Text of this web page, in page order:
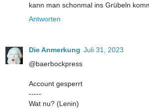
kann man schonmal ins Grübeln
Antworten
Die Anmerkung Juli 31, 2023
@baerbockpress
Account gesperrt
-----
Wat nu? (Lenin)